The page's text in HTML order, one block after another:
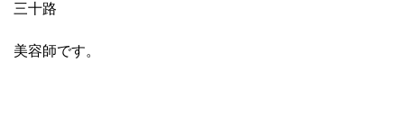
三十路
美容師です。